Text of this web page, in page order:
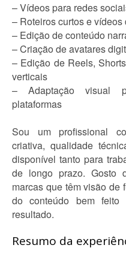
– Vídeos para redes
– Roteiros curtos e vídeos
– Edição de conteúdo
– Criação de avatares
– Edição de Reels,
verticais
– Adaptação visual
plataformas
Sou um profissional
criativa, qualidade
disponível tanto para
de longo prazo. Gosto
marcas que têm visão de
do conteúdo bem
resultado.
Resumo da